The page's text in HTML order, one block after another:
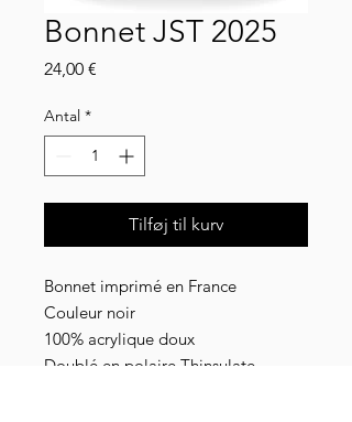
Bonnet JST 2025
24,00 €
Antal *
Tilføj til kurv
Bonnet imprimé en France
Couleur noir
100% acrylique doux
Doublé en polaire Thinsulate